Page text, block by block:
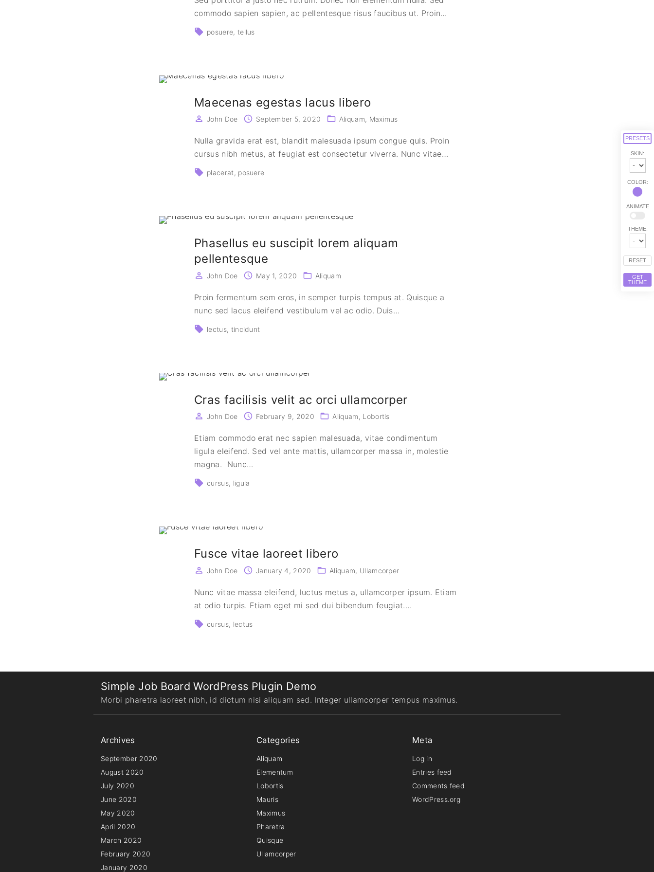
commodo sapien sapien, ac pellentesque risus faucibus ut. Proin…
posuere tellus
Maecenas egestas lacus libero
John Doe September 5, 2020 Aliquam Maximus
Nulla gravida erat est, blandit malesuada ipsum congue quis. Proin
cursus nibh metus, at feugiat est consectetur viverra. Nunc vitae…
placerat posuere
Phasellus eu suscipit lorem aliquam
pellentesque
John Doe May 1, 2020 Aliquam
Proin fermentum sem eros, in semper turpis tempus at. Quisque a
nunc sed lacus eleifend vestibulum vel ac odio. Duis…
lectus tincidunt
Cras facilisis velit ac orci ullamcorper
John Doe February 9, 2020 Aliquam Lobortis
Etiam commodo erat nec sapien malesuada, vitae condimentum
ligula eleifend. Sed vel ante mattis, ullamcorper massa in, molestie
magna. Nunc…
cursus ligula
Fusce vitae laoreet libero
John Doe January 4, 2020 Aliquam Ullamcorper
Nunc vitae massa eleifend, luctus metus a, ullamcorper ipsum. Etiam
at odio turpis. Etiam eget mi sed dui bibendum feugiat.…
cursus lectus
Simple Job Board WordPress Plugin Demo
Morbi pharetra laoreet nibh, id dictum nisi aliquam sed. Integer ullamcorper tempus maximus.
Archives
September 2020
August 2020
July 2020
June 2020
May 2020
April 2020
March 2020
February 2020
January 2020
Categories
Aliquam
Elementum
Lobortis
Mauris
Maximus
Pharetra
Quisque
Ullamcorper
Meta
Log in
Entries feed
Comments feed
WordPress.org
PRESETS
SKIN:
COLOR:
ANIMATE
THEME:
RESET
GET
THEME